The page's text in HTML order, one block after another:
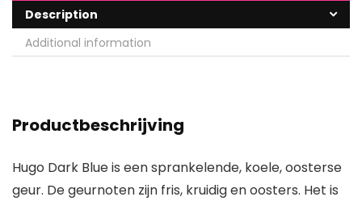
Description
Additional information
Productbeschrijving
Hugo Dark Blue is een sprankelende, koele, oosterse
geur. De geurnoten zijn fris, kruidig en oosters. Het is